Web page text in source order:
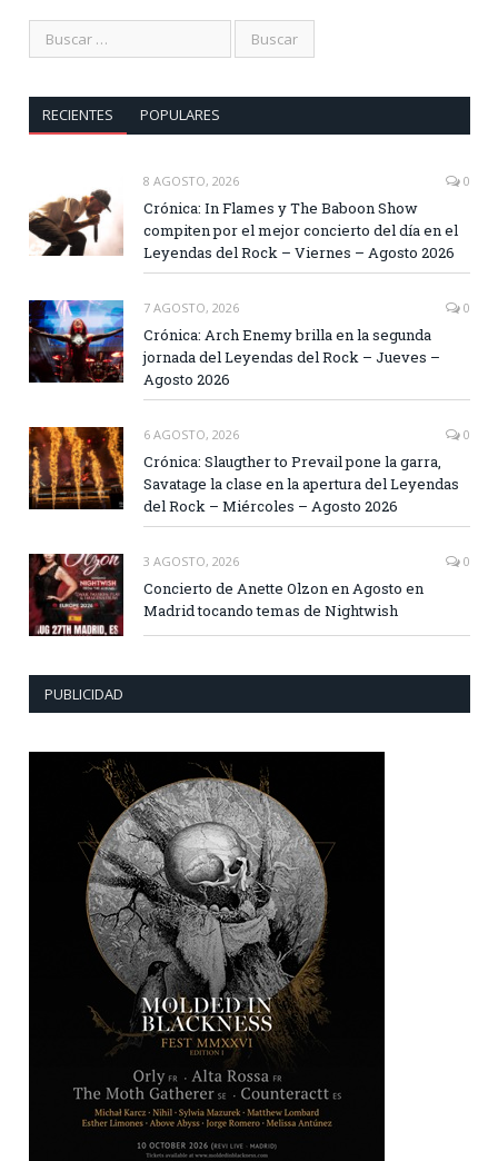
RECIENTES POPULARES
8 AGOSTO, 2026 0
Crónica: In Flames y The Baboon Show
compiten por el mejor concierto del día en el
Leyendas del Rock – Viernes – Agosto 2026
7 AGOSTO, 2026 0
Crónica: Arch Enemy brilla en la segunda
jornada del Leyendas del Rock – Jueves –
Agosto 2026
6 AGOSTO, 2026 0
Crónica: Slaugther to Prevail pone la garra,
Savatage la clase en la apertura del Leyendas
del Rock – Miércoles – Agosto 2026
3 AGOSTO, 2026 0
Concierto de Anette Olzon en Agosto en
Madrid tocando temas de Nightwish
PUBLICIDAD